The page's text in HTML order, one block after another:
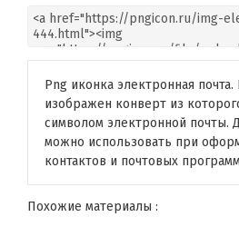
Png иконка электронная
изображен конверт из
символом электронной почты.
можно использовать при
контактов и почтовых
Похожие материалы :